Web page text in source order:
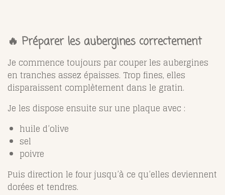
🔥 Préparer les aubergines correctement
Je commence toujours par couper les aubergines
en tranches assez épaisses. Trop fines, elles
disparaissent complètement dans le gratin.
Je les dispose ensuite sur une plaque avec :
huile d’olive
sel
poivre
Puis direction le four jusqu’à ce qu’elles deviennent
dorées et tendres.